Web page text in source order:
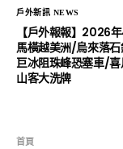
戶外新訊 NEWS
【戶外報報】2026
馬橫越美洲/烏來落
巨冰阻珠峰恐塞車/
山客大洗牌
首頁